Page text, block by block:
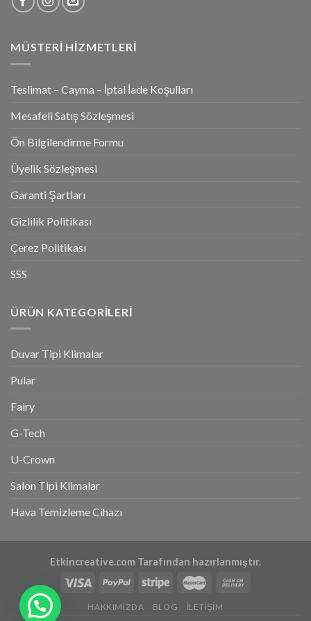
MÜSTERI HIZMETLERI
Teslimat – Cayma – İptal İade Koşulları
Mesafeli Satış Sözleşmesi
Ön Bilgilendirme Formu
Üyelik Sözleşmesi
Garanti Şartları
Gizlilik Politikası
Çerez Politikası
SSS
ÜRÜN KATEGORİLERİ
Duvar Tipi Klimalar
Pular
Fairy
G-Tech
U-Crown
Salon Tipi Klimalar
Hava Temizleme Cihazı
Etkincreative.com Tarafından hazırlanmıştır.
HAKKIMIZDA BLOG İLETIŞIM